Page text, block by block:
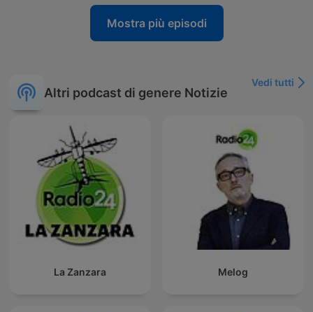
Mostra più episodi
Altri podcast di genere Notizie
Vedi tutti
La Zanzara Melog